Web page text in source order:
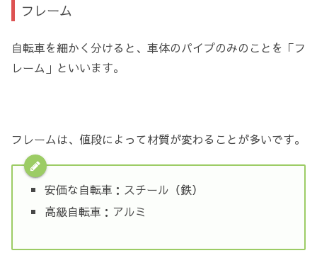
フレーム
自転車を細かく分けると、車体のパイプのみのことを「フ
レーム」といいます。
フレームは、値段によって材質が変わることが多いです。
安価な自転車：スチール（鉄）
高級自転車：アルミ